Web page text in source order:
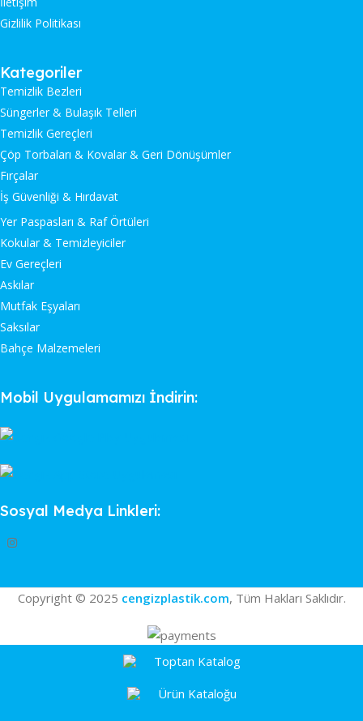
Gizlilik Politikası
Kategoriler
Temizlik Bezleri
Süngerler & Bulaşık Telleri
Temizlik Gereçleri
Çöp Torbaları & Kovalar & Geri Dönüşümler
Fırçalar
İş Güvenliği & Hırdavat
Yer Paspasları & Raf Örtüleri
Kokular & Temizleyiciler
Ev Gereçleri
Askılar
Mutfak Eşyaları
Saksılar
Bahçe Malzemeleri
Mobil Uygulamamızı İndirin:
Sosyal Medya Linkleri:
Copyright © 2025 cengizplastik.com, Tüm Hakları Saklıdır.
Toptan Katalog
Ürün Kataloğu